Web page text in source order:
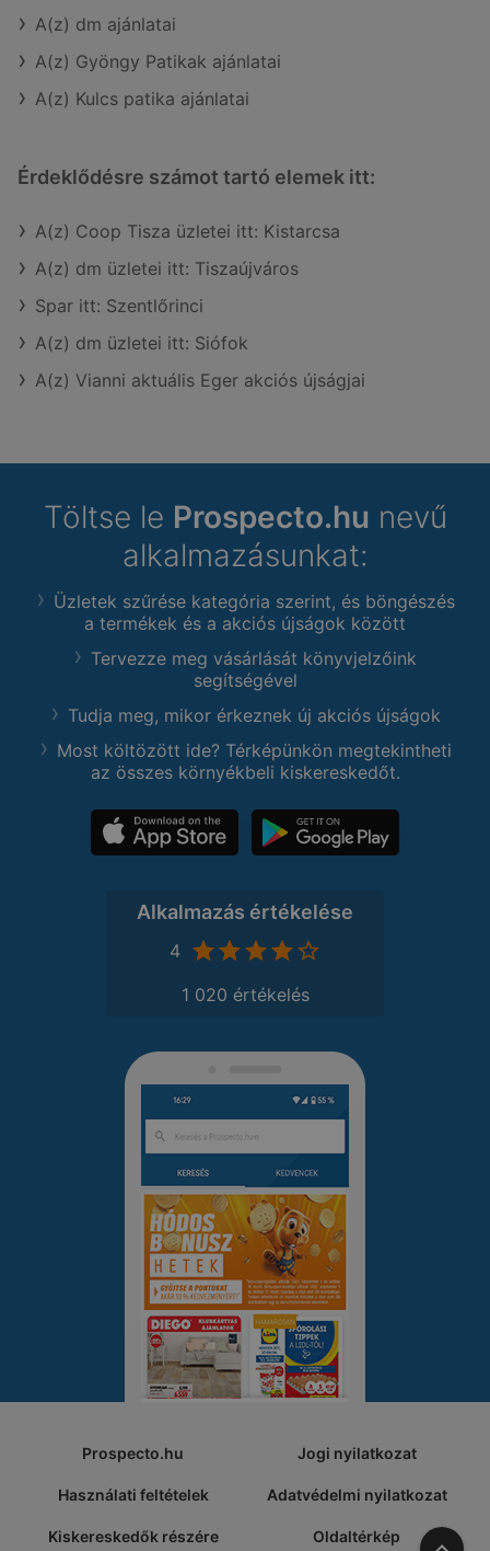
A(z) dm ajánlatai
A(z) Gyöngy Patikak ajánlatai
A(z) Kulcs patika ajánlatai
Érdeklődésre számot tartó elemek itt:
A(z) Coop Tisza üzletei itt: Kistarcsa
A(z) dm üzletei itt: Tiszaújváros
Spar itt: Szentlőrinci
A(z) dm üzletei itt: Siófok
A(z) Vianni aktuális Eger akciós újságjai
Töltse le Prospecto.hu nevű
alkalmazásunkat:
Üzletek szűrése kategória szerint, és böngészés
a termékek és a akciós újságok között
Tervezze meg vásárlását könyvjelzőink
segítségével
Tudja meg, mikor érkeznek új akciós újságok
Most költözött ide? Térképünkön megtekintheti
az összes környékbeli kiskereskedőt.
Alkalmazás értékelése
4
1 020 értékelés
Prospecto.hu Jogi nyilatkozat
Használati feltételek Adatvédelmi nyilatkozat
Kiskereskedők részére Oldaltérkép A